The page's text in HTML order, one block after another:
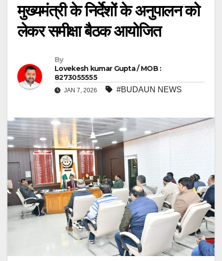
मुख्यमंत्री के निर्देशों के अनुपालन को
लेकर समीक्षा बैठक आयोजित
By
Lovekesh kumar Gupta / MOB :
8273055555
JAN 7, 2026 #BUDAUN NEWS